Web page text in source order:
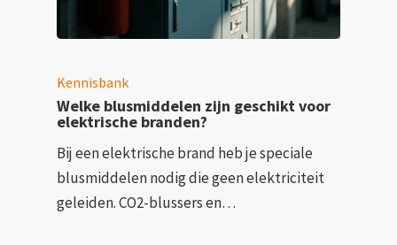
Kennisbank
Welke blusmiddelen zijn geschikt voor
elektrische branden?
Bij een elektrische brand heb je speciale
blusmiddelen nodig die geen elektriciteit
geleiden. CO2-blussers en…